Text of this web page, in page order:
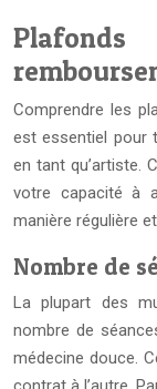
Comprendre les
est essentiel pour
en tant qu’artiste.
votre capacité à
manière régulière
Nombre de
La plupart des
nombre de
médecine douce.